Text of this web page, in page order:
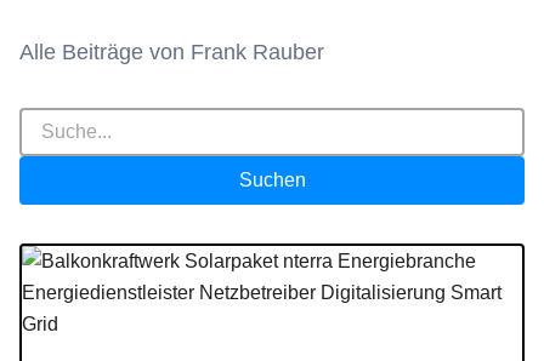
Alle Beiträge von Frank Rauber
Suchfeld
Suchen